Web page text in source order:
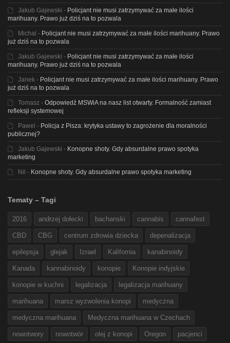
Jakub Gajewski - Policjant nie musi zatrzymywać za małe ilości
marihuany. Prawo już dziś na to pozwala
Michal - Policjant nie musi zatrzymywać za małe ilości marihuany. Prawo
już dziś na to pozwala
Jakub Gajewski - Policjant nie musi zatrzymywać za małe ilości
marihuany. Prawo już dziś na to pozwala
Janek - Policjant nie musi zatrzymywać za małe ilości marihuany. Prawo
już dziś na to pozwala
Tomasz - Odpowiedź MSWiA na nasz list otwarty. Formalność zamiast
refleksji systemowej
Pawel - Policja z Pisza: krytyka ustawy to zagrożenie dla moralności
publicznej?
Jakub Gajewski - Konopne shoty. Gdy absurdalne prawo spotyka
marketing
Nil - Konopne shoty. Gdy absurdalne prawo spotyka marketing
Tematy – Tagi
2016 andrzej dołecki bachanski cannabis cannafest
CBD CBG centrum zdrowia dziecka depenalizacja
epilepsja glejak Izrael Kalifornia kanabinoidy
Kanada kannabinoidy konopie Konopie indyjskie
konopie w kuchni legalizacja legalizacja marihuany
marihuana marsz wyzwolenia konopi medyczna
medyczna marihuana Medyczna marihuana w Czechach
nowotwory nowotwór olej z konopi Oregon pacjenci